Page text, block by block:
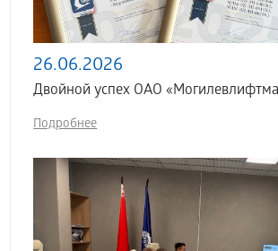
26.06.2026
Двойной успех ОАО
Подробнее